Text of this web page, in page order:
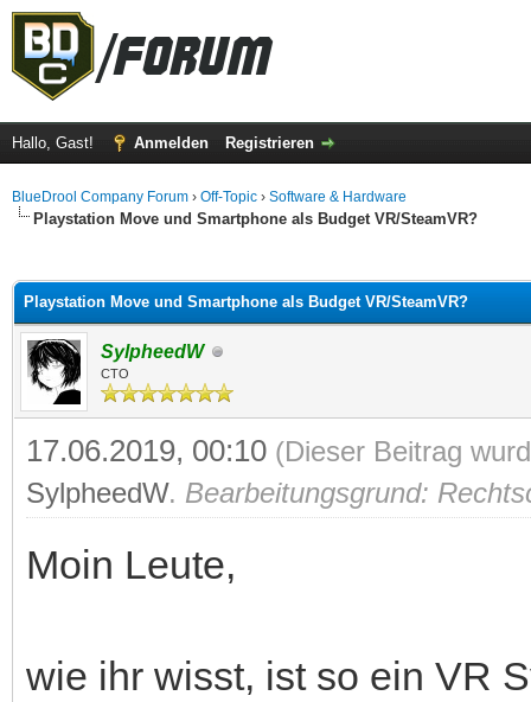
Hallo, Gast! Anmelden Registrieren
BlueDrool Company Forum › Off-Topic › Software & Hardware
Playstation Move und Smartphone als Budget VR/SteamVR?
Playstation Move und Smartphone als Budget VR/SteamVR?
SylpheedW
CTO
17.06.2019, 00:10 (Dieser Beitrag
SylpheedW. Bearbeitungsgrund:
Moin Leute,
wie ihr wisst, ist so ein VR